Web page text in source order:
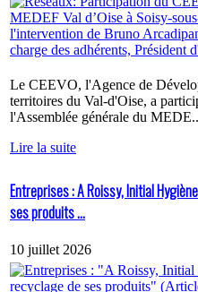
Le CEEVO, l'Agence de
territoires du Val-d'Oise, a
l'Assemblée générale du
Lire la suite
Entreprises : A Roissy, Initial
ses produits ...
10 juillet 2026